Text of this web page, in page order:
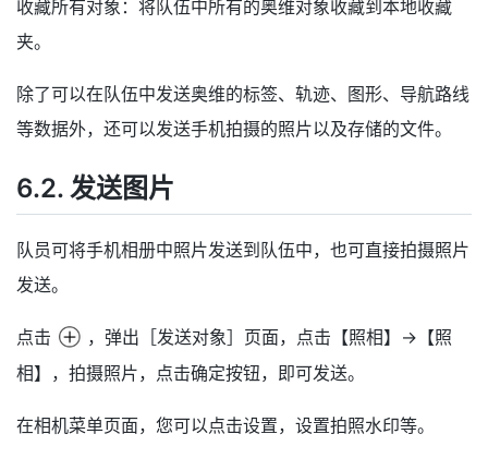
收藏所有对象：将队伍中所有的奥维对象收藏到本地收藏
夹。
除了可以在队伍中发送奥维的标签、轨迹、图形、导航路线
等数据外，还可以发送手机拍摄的照片以及存储的文件。
6.2. 发送图片
队员可将手机相册中照片发送到队伍中，也可直接拍摄照片
发送。
点击
，弹出［发送对象］页面，点击【照相】→【照
相】，拍摄照片，点击确定按钮，即可发送。
在相机菜单页面，您可以点击设置，设置拍照水印等。